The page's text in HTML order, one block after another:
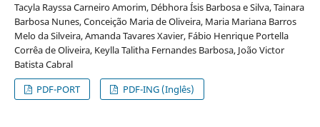
Tacyla Rayssa Carneiro Amorim, Débhora Ísis Barbosa e Silva, Tainara
Barbosa Nunes, Conceição Maria de Oliveira, Maria Mariana Barros
Melo da Silveira, Amanda Tavares Xavier, Fábio Henrique Portella
Corrêa de Oliveira, Keylla Talitha Fernandes Barbosa, João Victor
Batista Cabral
PDF-PORT
PDF-ING (Inglês)